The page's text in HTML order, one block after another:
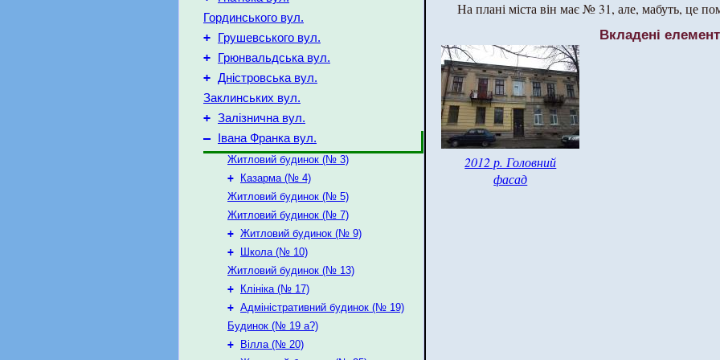
Гординського вул.
+ Грушевського вул.
+ Грюнвальдська вул.
+ Дністровська вул.
Заклинських вул.
+ Залізнична вул.
– Івана Франка вул.
Житловий будинок (№ 3)
+
Казарма (№ 4)
Житловий будинок (№ 5)
Житловий будинок (№ 7)
+ Житловий будинок (№ 9)
+
Школа (№ 10)
Житловий будинок (№ 13)
+
Клініка (№ 17)
+ Адміністративний будинок (№ 19)
Будинок (№ 19 а?)
+
Вілла (№ 20)
На плані міста він має № 31, але, мабуть, це
Вкладені
2012 р. Головний
фасад